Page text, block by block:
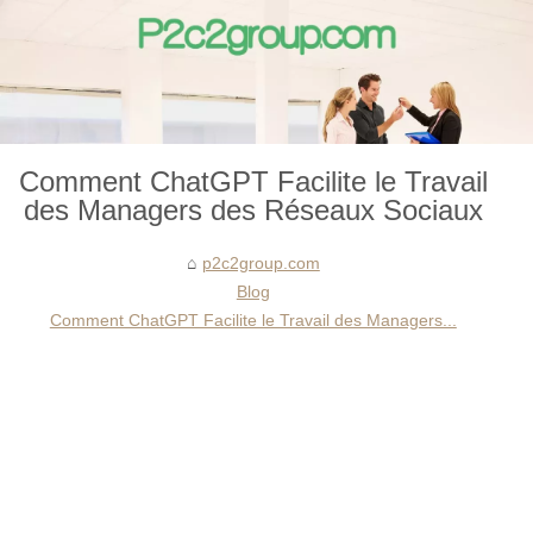
Comment ChatGPT Facilite le Travail
des Managers des Réseaux Sociaux
p2c2group.com
Blog
Comment ChatGPT Facilite le Travail des Managers...